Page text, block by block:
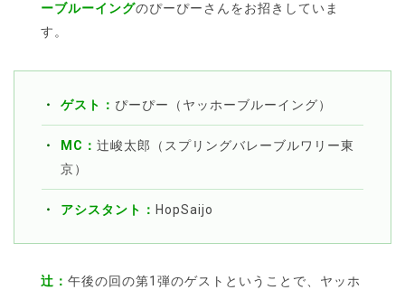
ーブルーイングのぴーぴーさんをお招きしていま
す。
ゲスト： ぴーぴー（ヤッホーブルーイング）
MC： 辻峻太郎（スプリングバレーブルワリー東
京）
アシスタント： HopSaijo
辻： 午後の回の第1弾のゲストということで、ヤッホ